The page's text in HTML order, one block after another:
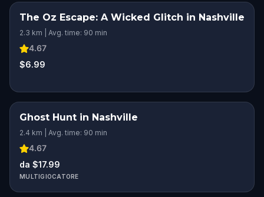
The Oz Escape: A Wicked Glitch in Nashville
2.3 km | Avg. time: 90 min
4.67
$6.99
Ghost Hunt in Nashville
2.4 km | Avg. time: 90 min
4.67
da $17.99
MULTIGIOCATORE